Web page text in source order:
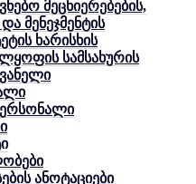
მეცნიერებების,
მენეჯმენტის
ხარისხის
სამსახურის
ანოტაციები